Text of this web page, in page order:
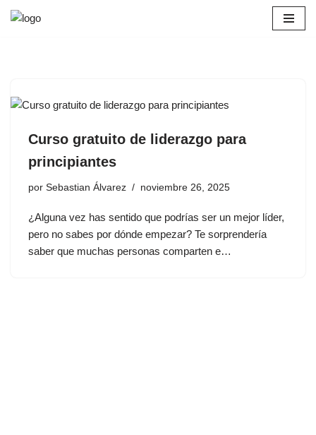
Curso gratuito de liderazgo para
principiantes
por Sebastian Álvarez noviembre 26, 2025
¿Alguna vez has sentido que podrías ser un mejor líder,
pero no sabes por dónde empezar? Te sorprendería
saber que muchas personas comparten e…